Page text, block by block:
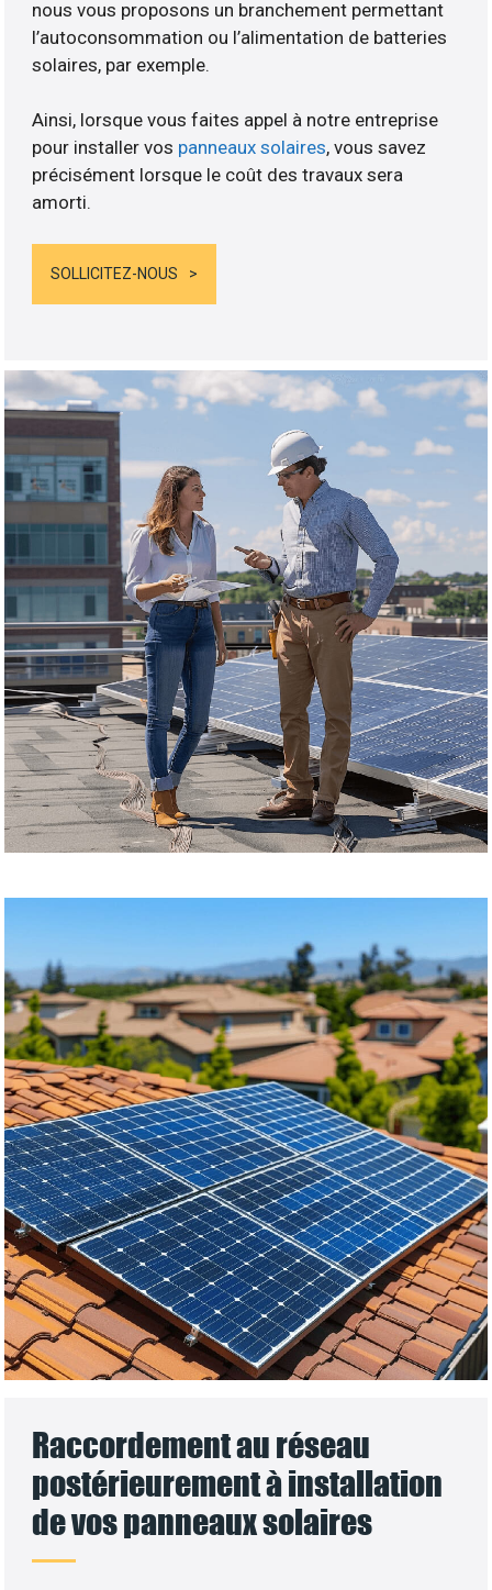
nous vous proposons un branchement permettant
l’autoconsommation ou l’alimentation de batteries
solaires, par exemple.
Ainsi, lorsque vous faites appel à notre entreprise
pour installer vos panneaux solaires, vous savez
précisément lorsque le coût des travaux sera
amorti.
SOLLICITEZ-NOUS
Raccordement au réseau
postérieurement à installation
de vos panneaux solaires